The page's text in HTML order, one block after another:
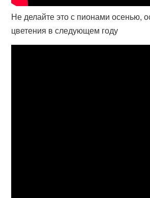
Не делайте это с пионами осенью,
цветения в следующем году